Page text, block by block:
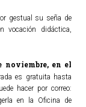
gestual su seña de
vocación didáctica,
noviembre, en el
es gratuita hasta
hacer por correo:
en la Oficina de